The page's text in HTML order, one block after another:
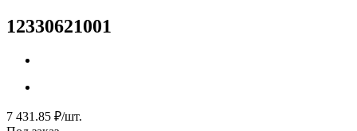
12330621001
7 431.85 ₽/шт.